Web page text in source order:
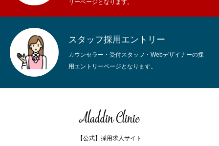
HOME CLINIC WORKS RECRUITMENT
リーページとなります。
スタッフ採用エントリー
カウンセラー・受付スタッフ・Webデザイナーの採
用エントリーページとなります。
【公式】採用求人サイト